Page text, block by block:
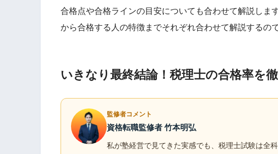
合格点や合格ラインの目安についても合わせて解説しま
から合格する人の特徴までそれぞれ合わせて解説するの
いきなり最終結論！税理士の合格率を
監修者コメント
資格転職監修者 竹本明弘
私が塾経営で見てきた実感でも、税理士試験は全